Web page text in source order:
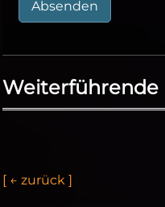
Absenden
Weiterführende
[ ← zurück ]